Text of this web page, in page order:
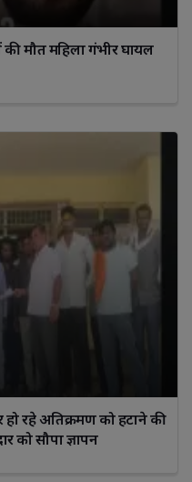
मौत महिला गंभीर घायल
हो रहे अतिक्रमण को हटाने की
को सौपा ज्ञापन